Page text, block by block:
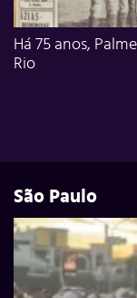
Há 75 anos,
Rio
São Paulo